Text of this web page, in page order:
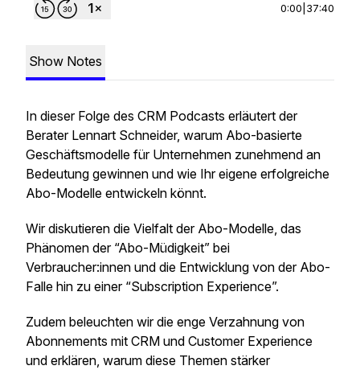
0:00 37:40
Show Notes
In dieser Folge des CRM Podcasts erläutert der
Berater Lennart Schneider, warum Abo-basierte
Geschäftsmodelle für Unternehmen zunehmend an
Bedeutung gewinnen und wie Ihr eigene erfolgreiche
Abo-Modelle entwickeln könnt.
Wir diskutieren die Vielfalt der Abo-Modelle, das
Phänomen der “Abo-Müdigkeit” bei
Verbraucher:innen und die Entwicklung von der Abo-
Falle hin zu einer “Subscription Experience”.
Zudem beleuchten wir die enge Verzahnung von
Abonnements mit CRM und Customer Experience
und erklären, warum diese Themen stärker